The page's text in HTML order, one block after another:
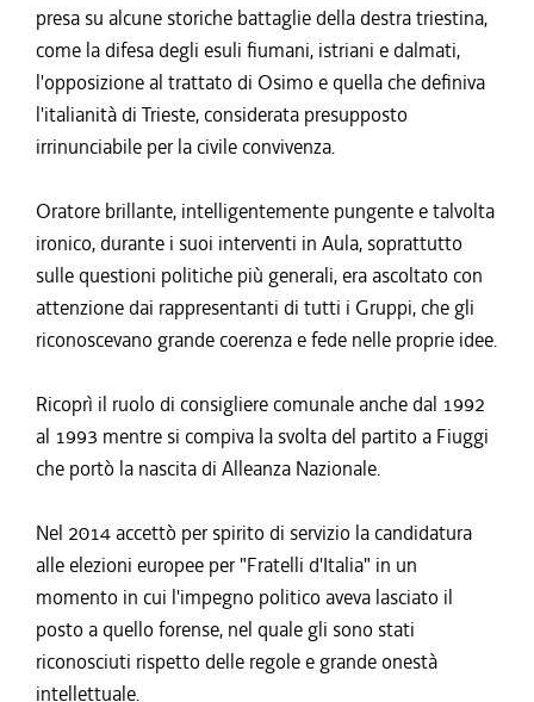
presa su alcune storiche battaglie della destra triestina,
come la difesa degli esuli fiumani, istriani e dalmati,
l'opposizione al trattato di Osimo e quella che definiva
l'italianità di Trieste, considerata presupposto
irrinunciabile per la civile convivenza.
Oratore brillante, intelligentemente pungente e talvolta
ironico, durante i suoi interventi in Aula, soprattutto
sulle questioni politiche più generali, era ascoltato con
attenzione dai rappresentanti di tutti i Gruppi, che gli
riconoscevano grande coerenza e fede nelle proprie idee.
Ricoprì il ruolo di consigliere comunale anche dal 1992
al 1993 mentre si compiva la svolta del partito a Fiuggi
che portò la nascita di Alleanza Nazionale.
Nel 2014 accettò per spirito di servizio la candidatura
alle elezioni europee per "Fratelli d'Italia" in un
momento in cui l'impegno politico aveva lasciato il
posto a quello forense, nel quale gli sono stati
riconosciuti rispetto delle regole e grande onestà
intellettuale.